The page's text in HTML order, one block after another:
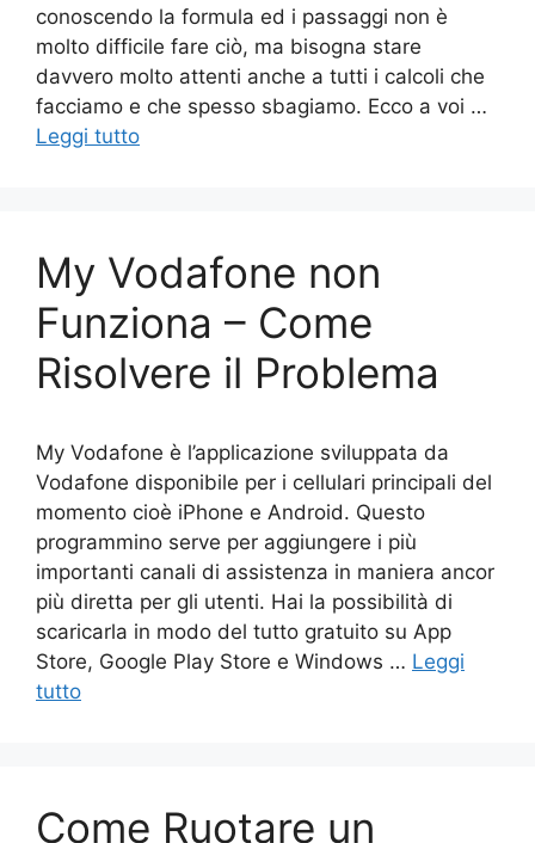
conoscendo la formula ed i passaggi non è
molto difficile fare ciò, ma bisogna stare
davvero molto attenti anche a tutti i calcoli che
facciamo e che spesso sbagiamo. Ecco a voi …
Leggi tutto
My Vodafone non
Funziona – Come
Risolvere il Problema
My Vodafone è l’applicazione sviluppata da
Vodafone disponibile per i cellulari principali del
momento cioè iPhone e Android. Questo
programmino serve per aggiungere i più
importanti canali di assistenza in maniera ancor
più diretta per gli utenti. Hai la possibilità di
scaricarla in modo del tutto gratuito su App
Store, Google Play Store e Windows … Leggi
tutto
Come Ruotare un